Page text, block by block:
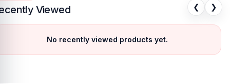
Viewed ❮ ❯
No recently viewed products yet.